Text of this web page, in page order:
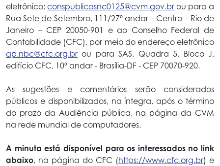
eletrônico: conspublicasnc0125@cvm.gov.br ou para a
Rua Sete de Setembro, 111/27º andar – Centro – Rio de
Janeiro – CEP 20050-901 e ao Conselho Federal de
Contabilidade (CFC), por meio do endereço eletrônico
ap.nbc@cfc.org.br ou para SAS, Quadra 5, Bloco J,
edifício CFC, 10º andar - Brasília-DF - CEP 70070-920.
As sugestões e comentários serão considerados
públicos e disponibilizados, na íntegra, após o término
do prazo da Audiência pública, na página da CVM
na rede mundial de computadores.
A minuta está disponível para os interessados no link
abaixo, na página do CFC (https://www.cfc.org.br) e